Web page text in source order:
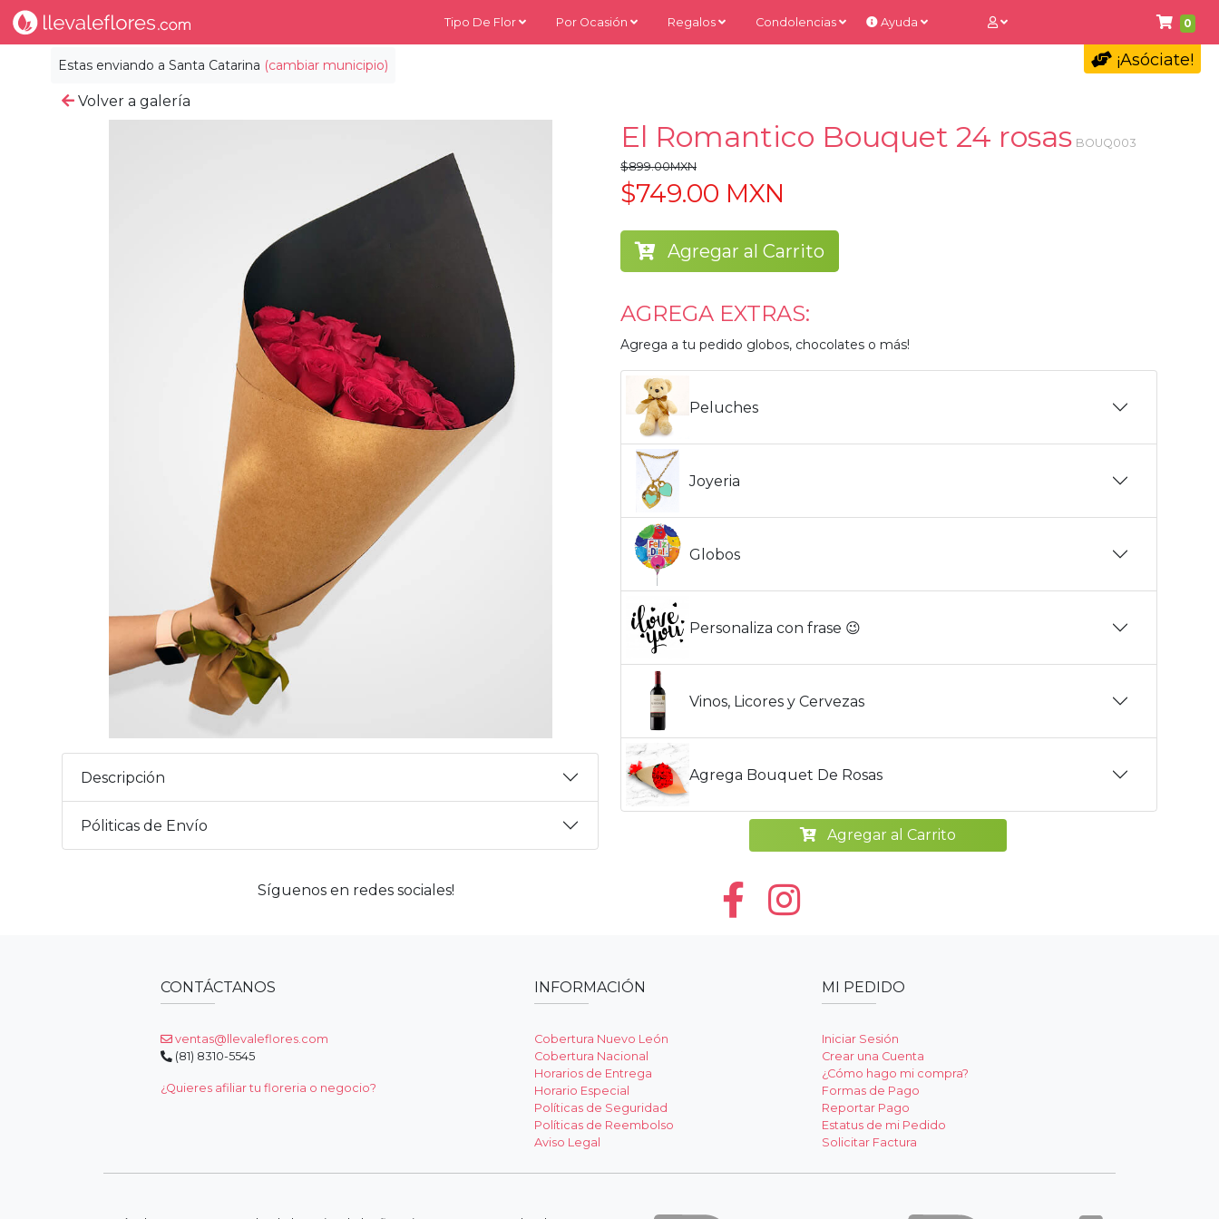
0
Estas enviando a Santa Catarina (cambiar municipio)
Tipo De Flor Por Ocasión Regalos Condolencias Ayuda
¡Asóciate!
Volver a galería
Descripción
Póliticas de Envío
El Romantico Bouquet 24 rosas BOUQ003
$899.00MXN
$749.00 MXN
Agregar al Carrito
AGREGA EXTRAS:
Agrega a tu pedido globos, chocolates o más!
Peluches
Joyeria
Globos
Personaliza con frase 😉
Vinos, Licores y Cervezas
Agrega Bouquet De Rosas
Agregar al Carrito
Síguenos en redes sociales!
CONTÁCTANOS
ventas@llevaleflores.com
(81) 8310-5545
¿Quieres afiliar tu floreria o negocio?
INFORMACIÓN
Cobertura Nuevo León
Cobertura Nacional
Horarios de Entrega
Horario Especial
Políticas de Seguridad
Políticas de Reembolso
Aviso Legal
MI PEDIDO
Iniciar Sesión
Crear una Cuenta
¿Cómo hago mi compra?
Formas de Pago
Reportar Pago
Estatus de mi Pedido
Solicitar Factura